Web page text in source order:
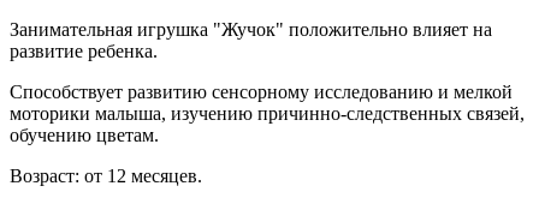
Занимательная игрушка "Жучок" положительно влияет на
развитие ребенка.
Способствует развитию сенсорному исследованию и мелкой
моторики малыша, изучению причинно-следственных связей,
обучению цветам.
Возраст: от 12 месяцев.